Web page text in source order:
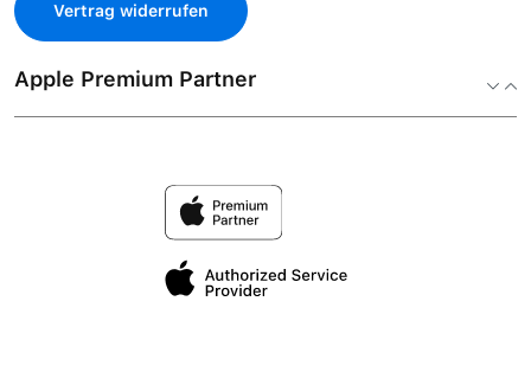
Vertrag widerrufen
Apple Premium Partner